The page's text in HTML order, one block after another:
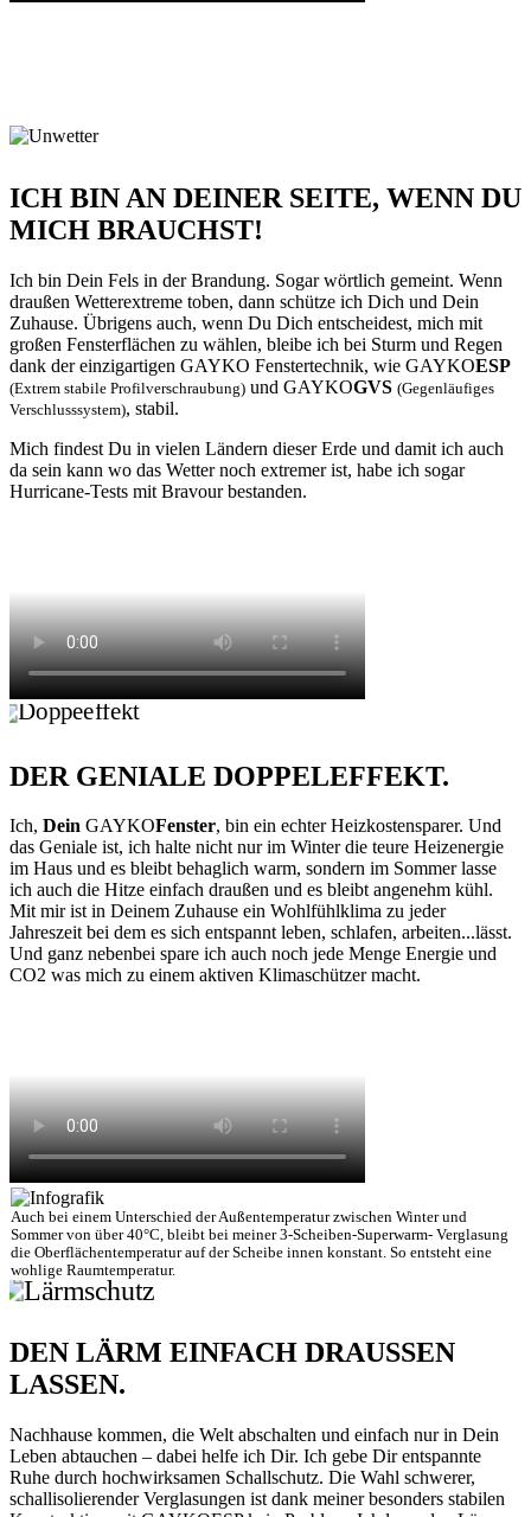
nehmenimmermehr zu!
ICH BIN AN DEINER SEITE, WENN DU
MICH BRAUCHST!
Ich bin Dein Fels in der Brandung. Sogar wörtlich gemeint. Wenn
draußen Wetterextreme toben, dann schütze ich Dich und Dein
Zuhause. Übrigens auch, wenn Du Dich entscheidest, mich mit
großen Fensterflächen zu wählen, bleibe ich bei Sturm und Regen
dank der einzigartigen GAYKO Fenstertechnik, wie GAYKOESP
(Extrem stabile Profilverschraubung) und GAYKOGVS (Gegenläufiges
Verschlusssystem), stabil.
Mich findest Du in vielen Ländern dieser Erde und damit ich auch
da sein kann wo das Wetter noch extremer ist, habe ich sogar
Hurricane-Tests mit Bravour bestanden.
DER GENIALE DOPPELEFFEKT.
Ich, Dein GAYKOFenster, bin ein echter Heizkostensparer. Und
das Geniale ist, ich halte nicht nur im Winter die teure Heizenergie
im Haus und es bleibt behaglich warm, sondern im Sommer lasse
ich auch die Hitze einfach draußen und es bleibt angenehm kühl.
Mit mir ist in Deinem Zuhause ein Wohlfühlklima zu jeder
Jahreszeit bei dem es sich entspannt leben, schlafen, arbeiten...lässt.
Und ganz nebenbei spare ich auch noch jede Menge Energie und
CO2 was mich zu einem aktiven Klimaschützer macht.
Auch bei einem Unterschied der Außentemperatur zwischen Winter und
Sommer von über 40°C, bleibt bei meiner 3-Scheiben-Superwarm- Verglasung
die Oberflächentemperatur auf der Scheibe innen konstant. So entsteht eine
wohlige Raumtemperatur.
DEN LÄRM EINFACH DRAUSSEN L
ASSEN.
Nachhause kommen, die Welt abschalten und einfach nur in Dein
Leben abtauchen – dabei helfe ich Dir. Ich gebe Dir entspannte
Ruhe durch hochwirksamen Schallschutz. Die Wahl schwerer,
schallisolierender Verglasungen ist dank meiner besonders stabilen